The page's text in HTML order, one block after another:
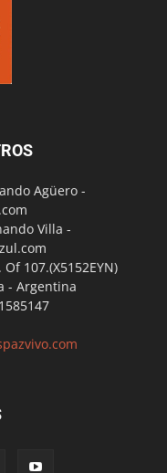
Agüero -
Villa -
107.(X5152EYN)
- Argentina